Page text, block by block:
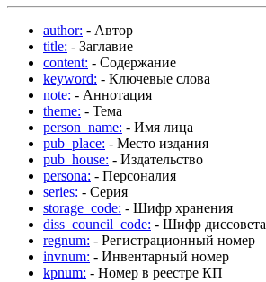
author: - Автор
title: - Заглавие
content: - Содержание
keyword: - Ключевые слова
note: - Аннотация
theme: - Тема
person_name: - Имя лица
pub_place: - Место издания
pub_house: - Издательство
persona: - Персоналия
series: - Серия
storage_code: - Шифр хранения
diss_council_code: - Шифр диссовета
regnum: - Регистрационный номер
invnum: - Инвентарный номер
kpnum: - Номер в реестре КП